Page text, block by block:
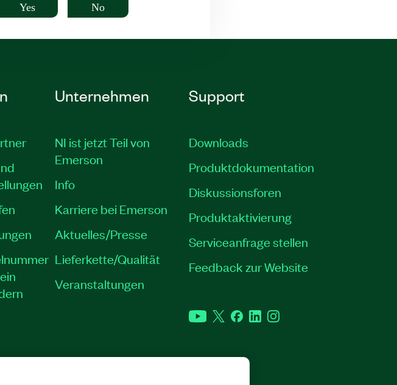
Yes No
Unternehmen
NI ist jetzt Teil von
Emerson
Info
Karriere bei Emerson
Aktuelles/Presse
Lieferkette/Qualität
Veranstaltungen
Support
Downloads
Produktdokumentation
Diskussionsforen
Produktaktivierung
Serviceanfrage stellen
Feedback zur Website
YouTubeTwitterFacebookLinkedInInstagram